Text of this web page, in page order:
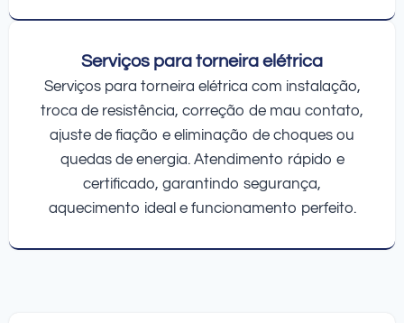
Serviços para torneira elétrica
Serviços para torneira elétrica com instalação,
troca de resistência, correção de mau contato,
ajuste de fiação e eliminação de choques ou
quedas de energia. Atendimento rápido e
certificado, garantindo segurança,
aquecimento ideal e funcionamento perfeito.